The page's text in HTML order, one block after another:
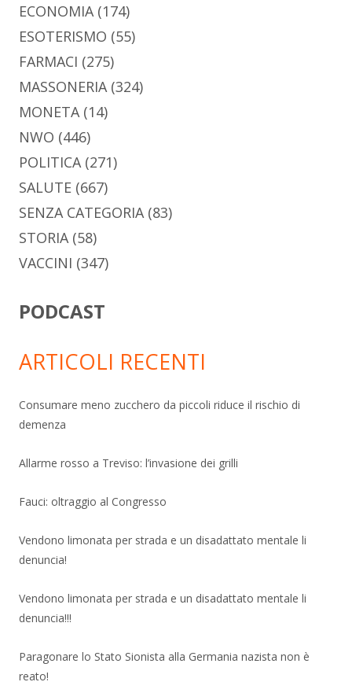
ECONOMIA(174)
ESOTERISMO (55)
FARMACI (275)
MASSONERIA(324)
MONETA(14)
NWO (446)
POLITICA(271)
SALUTE (667)
SENZA CATEGORIA(83)
STORIA(58)
VACCINI (347)
PODCAST
ARTICOLI RECENTI
Consumare meno zucchero da piccoli riduce il rischio di
demenza
Allarme rosso a Treviso: l’invasione dei grilli
Fauci: oltraggio al Congresso
Vendono limonata per strada e un disadattato mentale li
denuncia!
Vendono limonata per strada e un disadattato mentale li
denuncia!!!
Paragonare lo Stato Sionista alla Germania nazista non è
reato!